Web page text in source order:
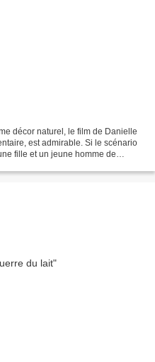
décor naturel, le film de Danielle
est admirable. Si le scénario
fille et un jeune homme de